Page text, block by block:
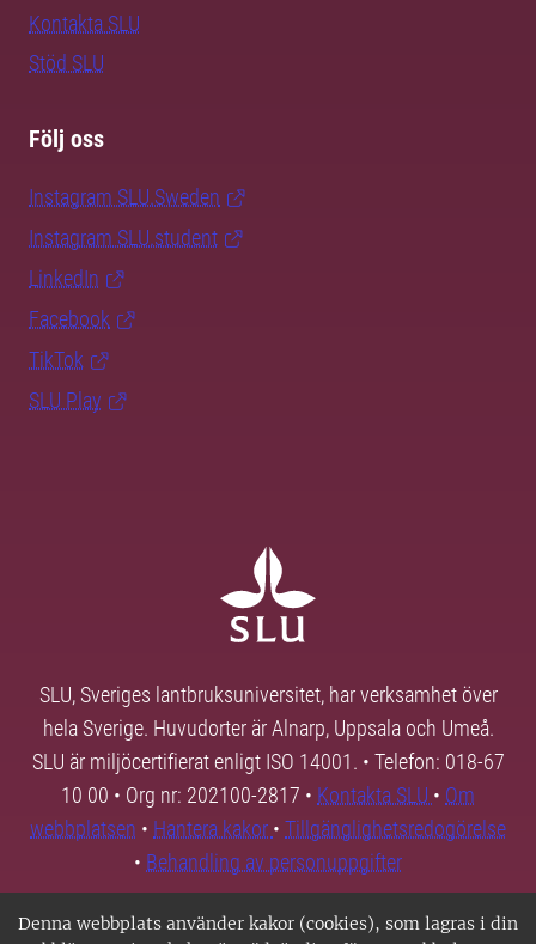
Denna webbplats använder kakor (cookies), som lagras i din
Kontakta SLU
Stöd SLU
Följ oss
Instagram SLU.Sweden
Instagram SLU.student
LinkedIn
Facebook
TikTok
SLU Play
SLU, Sveriges lantbruksuniversitet, har verksamhet över
hela Sverige. Huvudorter är Alnarp, Uppsala och Umeå.
SLU är miljöcertifierat enligt ISO 14001. • Telefon: 018-67
10 00 • Org nr: 202100-2817 • Kontakta SLU • Om
webbplatsen • Hantera kakor • Tillgänglighetsredogörelse
• Behandling av personuppgifter